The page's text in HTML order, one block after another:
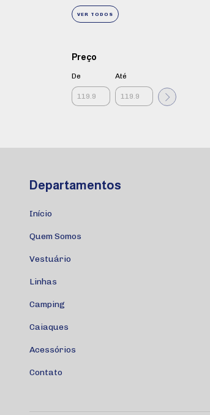
VER TODOS
Preço
De Até
Departamentos
Início
Quem Somos
Vestuário
Linhas
Camping
Caiaques
Acessórios
Contato